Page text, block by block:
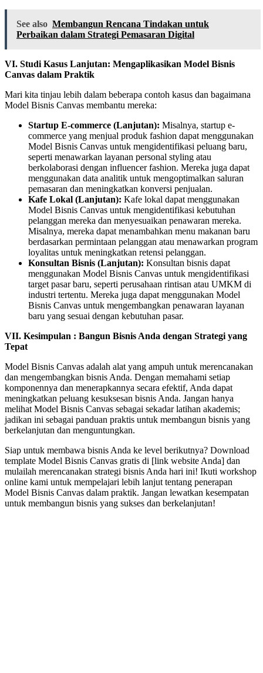
See also Membangun Rencana Tindakan untuk
Perbaikan dalam Strategi Pemasaran Digital
VI. Studi Kasus Lanjutan: Mengaplikasikan Model Bisnis
Canvas dalam Praktik
Mari kita tinjau lebih dalam beberapa contoh kasus dan bagaimana
Model Bisnis Canvas membantu mereka:
Startup E-commerce (Lanjutan): Misalnya, startup e-
commerce yang menjual produk fashion dapat menggunakan
Model Bisnis Canvas untuk mengidentifikasi peluang baru,
seperti menawarkan layanan personal styling atau
berkolaborasi dengan influencer fashion. Mereka juga dapat
menggunakan data analitik untuk mengoptimalkan saluran
pemasaran dan meningkatkan konversi penjualan.
Kafe Lokal (Lanjutan): Kafe lokal dapat menggunakan
Model Bisnis Canvas untuk mengidentifikasi kebutuhan
pelanggan mereka dan menyesuaikan penawaran mereka.
Misalnya, mereka dapat menambahkan menu makanan baru
berdasarkan permintaan pelanggan atau menawarkan program
loyalitas untuk meningkatkan retensi pelanggan.
Konsultan Bisnis (Lanjutan): Konsultan bisnis dapat
menggunakan Model Bisnis Canvas untuk mengidentifikasi
target pasar baru, seperti perusahaan rintisan atau UMKM di
industri tertentu. Mereka juga dapat menggunakan Model
Bisnis Canvas untuk mengembangkan penawaran layanan
baru yang sesuai dengan kebutuhan pasar.
VII. Kesimpulan : Bangun Bisnis Anda dengan Strategi yang
Tepat
Model Bisnis Canvas adalah alat yang ampuh untuk merencanakan
dan mengembangkan bisnis Anda. Dengan memahami setiap
komponennya dan menerapkannya secara efektif, Anda dapat
meningkatkan peluang kesuksesan bisnis Anda. Jangan hanya
melihat Model Bisnis Canvas sebagai sekadar latihan akademis;
jadikan ini sebagai panduan praktis untuk membangun bisnis yang
berkelanjutan dan menguntungkan.
Siap untuk membawa bisnis Anda ke level berikutnya? Download
template Model Bisnis Canvas gratis di [link website Anda] dan
mulailah merencanakan strategi bisnis Anda hari ini! Ikuti workshop
online kami untuk mempelajari lebih lanjut tentang penerapan
Model Bisnis Canvas dalam praktik. Jangan lewatkan kesempatan
untuk membangun bisnis yang sukses dan berkelanjutan!